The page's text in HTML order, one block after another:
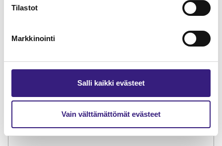
Tilastot
Markkinointi
Salli kaikki evästeet
Vain välttämättömät evästeet
lukuoikeus
TILAA TÄSTÄ